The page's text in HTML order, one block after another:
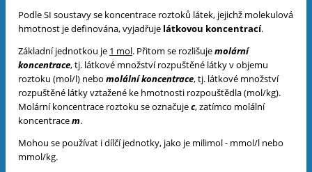
Podle SI soustavy se koncentrace roztoků látek, jejichž molekulová
hmotnost je definována, vyjadřuje látkovou koncentrací.
Základní jednotkou je 1 mol. Přitom se rozlišujemolární
koncentrace, tj. látkové množství rozpuštěné látky v objemu
roztoku (mol/l) nebo molální koncentrace, tj. látkové množství
rozpuštěné látky vztažené ke hmotnosti rozpouštědla (mol/kg).
Molární koncentrace roztoku se označujec, zatímco molální
koncentracem.
Mohou se používat i dílčí jednotky, jako je milimol - mmol/l nebo
mmol/kg.